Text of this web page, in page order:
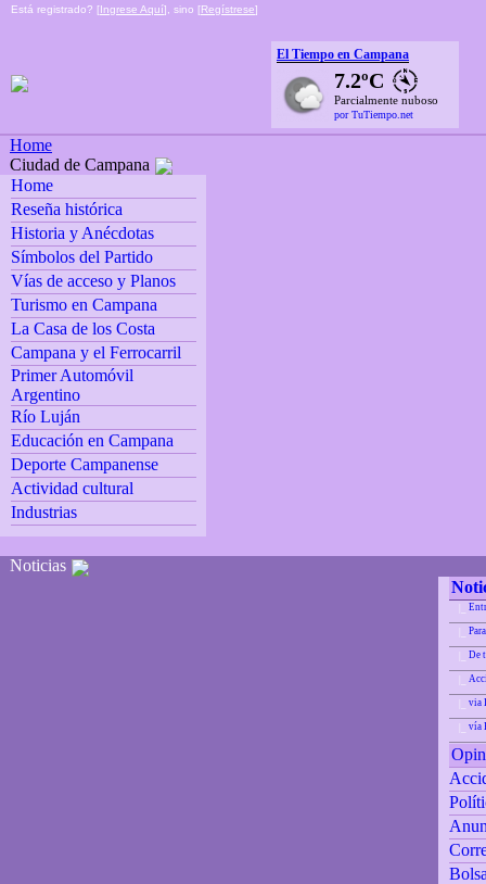
Está registrado? [Ingrese Aquí], sino [Regístrese]
El Tiempo en Campana
7.2ºC
Parcialmente nuboso
por TuTiempo.net
Home
Ciudad de Campana
Home
Reseña histórica
Historia y Anécdotas
Símbolos del Partido
Vías de acceso y Planos
Turismo en Campana
La Casa de los Costa
Campana y el Ferrocarril
Primer Automóvil
Argentino
Río Luján
Educación en Campana
Deporte Campanense
Actividad cultural
Industrias
Noticias
De
via
vía